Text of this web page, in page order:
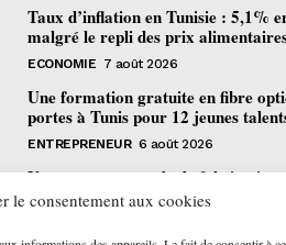
le consentement aux cookies
Taux d’inflation en Tunisie : 5,1%
malgré le repli des prix
ECONOMIE 7 août 2026
Une formation gratuite en fibre
portes à Tunis pour 12 jeunes
ENTREPRENEUR 6 août 2026
Un nouveau procédé de fabrication
pharmaceutique en flux continu :